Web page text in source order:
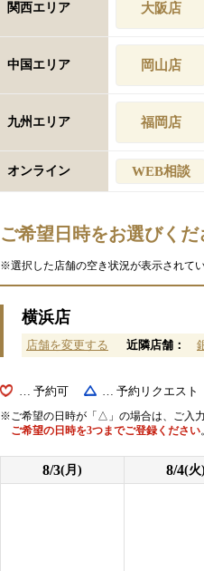
関西エリア 大阪店
中国エリア 岡山店
九州エリア 福岡店
オンライン WEB相談
ご希望日時をお選びくだ
※選択した店舗の空き状況が表示されてい
横浜店
店舗を変更する 近隣店舗：
… 予約可 … 予約リクエスト
ご希望の日時が「△」の場合は、ご入
ご希望の日時を3つまでご登録ください
8/3(月) 8/4(火)